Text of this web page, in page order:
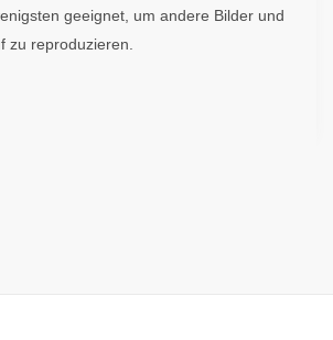
geeignet, um andere Bilder und
zu reproduzieren.